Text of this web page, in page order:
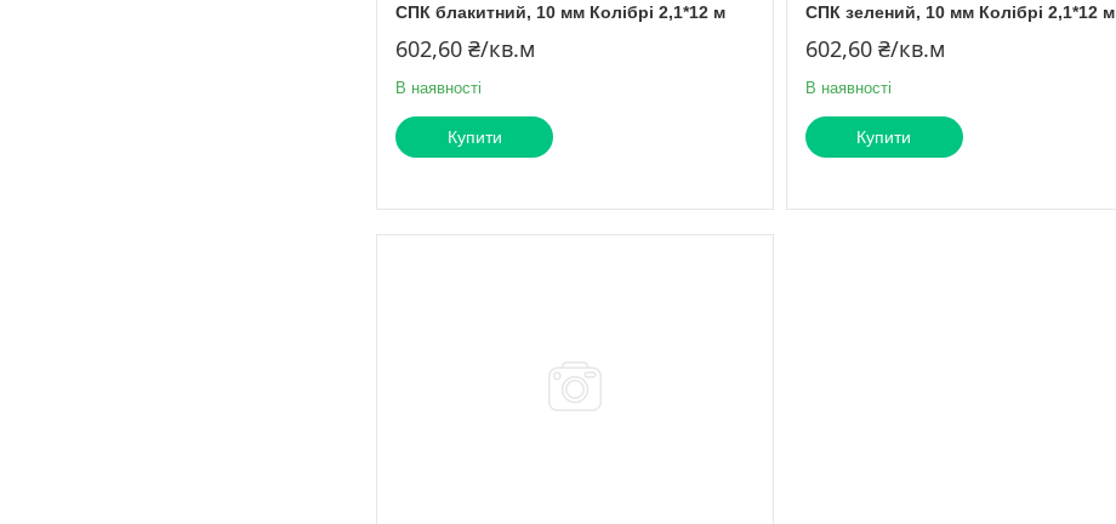
СПК блакитний, 10 мм Колібрі 2,1*12 м
602,60 ₴/кв.м
В наявності
Купити
СПК зелений, 10 мм Колібрі 2,1*12 м
602,60 ₴/кв.м
В наявності
Купити